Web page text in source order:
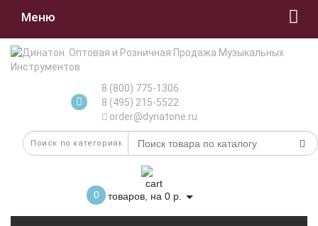
Меню
8 (800) 775-1306
8 (495) 215-5522
order@dynatone.ru
0 товаров, на 0 р.